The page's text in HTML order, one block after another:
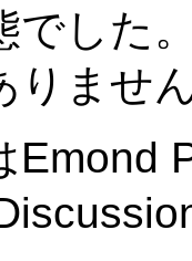
でした
りませ
Emond